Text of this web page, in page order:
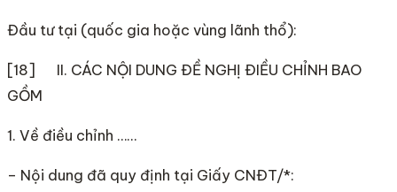
Đầu tư tại (quốc gia hoặc vùng lãnh thổ):
[18] II. CÁC NỘI DUNG ĐỀ NGHỊ ĐIỀU CHỈNH BAO
GỒM
1. Về điều chỉnh ……
– Nội dung đã quy định tại Giấy CNĐT/*: